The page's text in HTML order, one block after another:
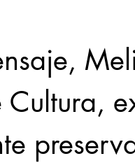
Cultura,